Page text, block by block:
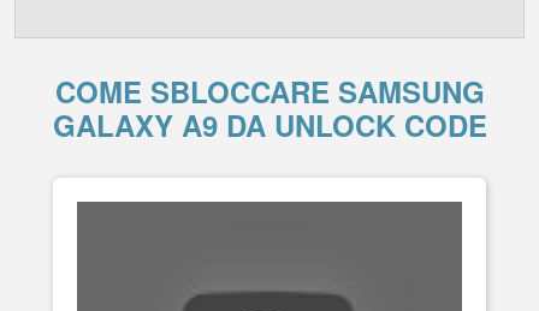
COME SBLOCCARE SAMSUNG
GALAXY A9 DA UNLOCK CODE